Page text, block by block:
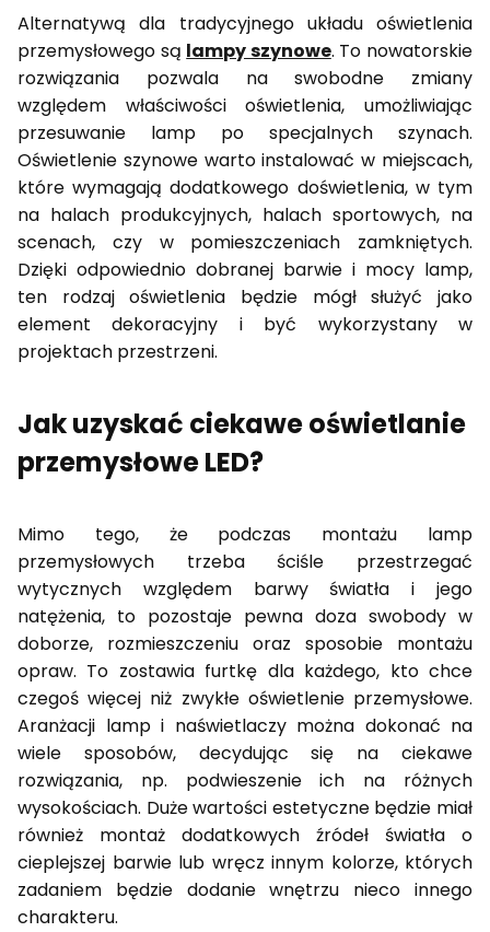
Alternatywą dla tradycyjnego układu oświetlenia
przemysłowego są lampy szynowe. To nowatorskie
rozwiązania pozwala na swobodne zmiany
względem właściwości oświetlenia, umożliwiając
przesuwanie lamp po specjalnych szynach.
Oświetlenie szynowe warto instalować w miejscach,
które wymagają dodatkowego doświetlenia, w tym
na halach produkcyjnych, halach sportowych, na
scenach, czy w pomieszczeniach zamkniętych.
Dzięki odpowiednio dobranej barwie i mocy lamp,
ten rodzaj oświetlenia będzie mógł służyć jako
element dekoracyjny i być wykorzystany w
projektach przestrzeni.
Jak uzyskać ciekawe oświetlanie
przemysłowe LED?
Mimo tego, że podczas montażu lamp
przemysłowych trzeba ściśle przestrzegać
wytycznych względem barwy światła i jego
natężenia, to pozostaje pewna doza swobody w
doborze, rozmieszczeniu oraz sposobie montażu
opraw. To zostawia furtkę dla każdego, kto chce
czegoś więcej niż zwykłe oświetlenie przemysłowe.
Aranżacji lamp i naświetlaczy można dokonać na
wiele sposobów, decydując się na ciekawe
rozwiązania, np. podwieszenie ich na różnych
wysokościach. Duże wartości estetyczne będzie miał
również montaż dodatkowych źródeł światła o
cieplejszej barwie lub wręcz innym kolorze, których
zadaniem będzie dodanie wnętrzu nieco innego
charakteru.